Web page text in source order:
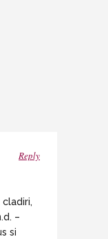
Reply
cladiri,
–
si